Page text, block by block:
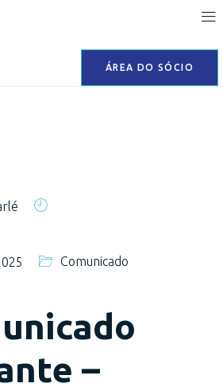
ÁREA DO SÓCIO
Comunicado
–